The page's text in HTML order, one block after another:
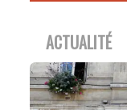
ACTUALITÉ